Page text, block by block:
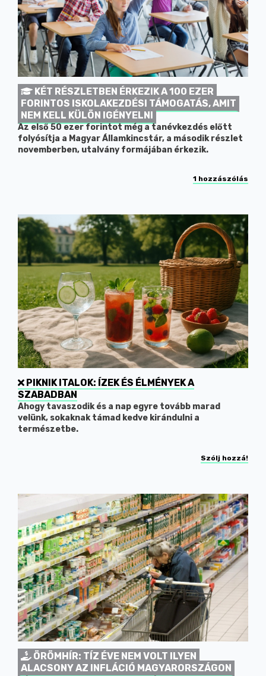
KÉT RÉSZLETBEN ÉRKEZIK A 100 EZER
FORINTOS ISKOLAKEZDÉSI TÁMOGATÁS, AMIT
NEM KELL KÜLÖN IGÉNYELNI
Az első 50 ezer forintot még a tanévkezdés előtt
folyósítja a Magyar Államkincstár, a második részlet
novemberben, utalvány formájában érkezik.
1 hozzászólás
PIKNIK ITALOK: ÍZEK ÉS ÉLMÉNYEK A
SZABADBAN
Ahogy tavaszodik és a nap egyre tovább marad
velünk, sokaknak támad kedve kirándulni a
természetbe.
Szólj hozzá!
ÖRÖMHÍR: TÍZ ÉVE NEM VOLT ILYEN
ALACSONY AZ INFLÁCIÓ MAGYARORSZÁGON